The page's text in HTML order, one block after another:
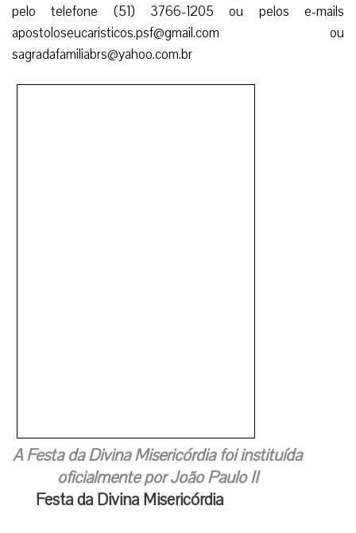
pelo telefone (51) 3766-1205 ou pelos e-mails
apostoloseucaristicos.psf@gmail.com ou
sagradafamiliabrs@yahoo.com.br
A Festa da Divina Misericórdia foi instituída
oficialmente por João Paulo II
Festa da Divina Misericórdia